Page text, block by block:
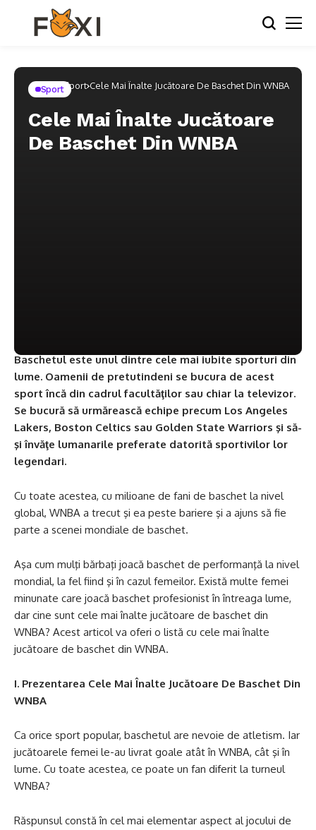
Home Sport Cele Mai Înalte Jucătoare De Baschet Din WNBA
Sport
Cele Mai Înalte Jucătoare
De Baschet Din WNBA
Baschetul este unul dintre cele mai iubite sporturi din
lume. Oamenii de pretutindeni se bucura de acest
sport încă din cadrul facultăţilor sau chiar la televizor.
Se bucură să urmărească echipe precum Los Angeles
Lakers, Boston Celtics sau Golden State Warriors şi să-
şi învăţe lumanarile preferate datorită sportivilor lor
legendari.
Cu toate acestea, cu milioane de fani de baschet la nivel
global, WNBA a trecut şi ea peste bariere şi a ajuns să fie
parte a scenei mondiale de baschet.
Aşa cum mulţi bărbaţi joacă baschet de performanţă la nivel
mondial, la fel fiind şi în cazul femeilor. Există multe femei
minunate care joacă baschet profesionist în întreaga lume,
dar cine sunt cele mai înalte jucătoare de baschet din
WNBA? Acest articol va oferi o listă cu cele mai înalte
jucătoare de baschet din WNBA.
I. Prezentarea Cele Mai Înalte Jucătoare De Baschet Din
WNBA
Ca orice sport popular, baschetul are nevoie de atletism. Iar
jucătoarele femei le-au livrat goale atât în WNBA, cât şi în
lume. Cu toate acestea, ce poate un fan diferit la turneul
WNBA?
Răspunsul constă în cel mai elementar aspect al jocului de